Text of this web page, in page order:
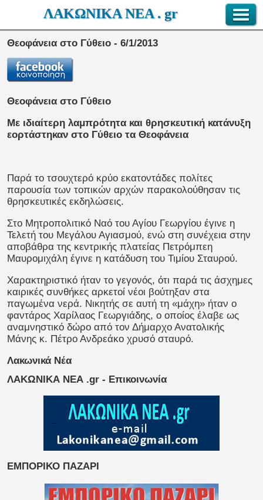
ΛΑΚΩΝΙΚΑ ΝΕΑ . gr
Θεοφάνεια στο Γύθειο - 6/1/2013
Θεοφάνεια στο Γύθειο
Με ιδιαίτερη λαμπρότητα και θρησκευτική κατάνυξη
εορτάστηκαν στο Γύθειο τα Θεοφάνεια
Παρά το τσουχτερό κρύο εκατοντάδες πολίτες
παρουσία των τοπικών αρχών παρακολούθησαν τις
θρησκευτικές εκδηλώσεις.
Στο Μητροπολιτικό Ναό του Αγίου Γεωργίου έγινε η
Τελετή του Μεγάλου Αγιασμού, ενώ στη συνέχεια στην
αποβάθρα της κεντρικής πλατείας Πετρόμπεη
Μαυρομιχάλη έγινε η κατάδυση του Τιμίου Σταυρού.
Χαρακτηριστικό ήταν το γεγονός, ότι παρά τις άσχημες
καιρικές συνθήκες αρκετοί νέοι βούτηξαν στα
παγωμένα νερά. Νικητής σε αυτή τη «μάχη» ήταν ο
φαντάρος Χαρίλαος Γεωργιάδης, ο οποίος έλαβε ως
αναμνηστικό δώρο από τον Δήμαρχο Ανατολικής
Μάνης κ. Πέτρο Ανδρεάκο χρυσό σταυρό.
Λακωνικά Νέα
ΛΑΚΩΝΙΚΑ ΝΕΑ .gr - Επικοινωνία
ΕΜΠΟΡΙΚΟ ΠΑΖΑΡΙ